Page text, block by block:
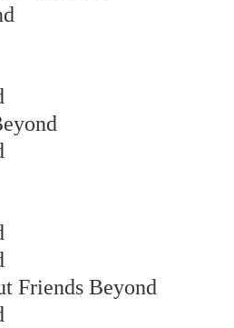
Friends Beyond